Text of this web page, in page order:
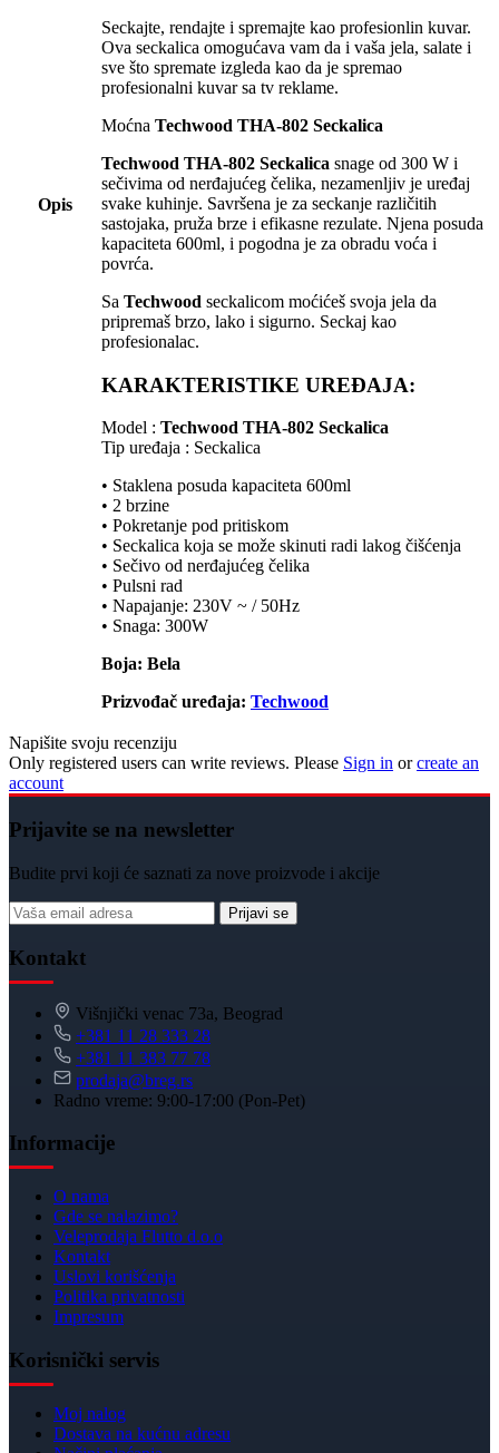
Opis
Seckajte, rendajte i spremajte kao profesionlin kuvar.
Ova seckalica omogućava vam da i vaša jela, salate i
sve što spremate izgleda kao da je spremao
profesionalni kuvar sa tv reklame.
Moćna Techwood THA-802 Seckalica
Techwood THA-802 Seckalica snage od 300 W i
sečivima od nerđajućeg čelika, nezamenljiv je uređaj
svake kuhinje. Savršena je za seckanje različitih
sastojaka, pruža brze i efikasne rezulate. Njena posuda
kapaciteta 600ml, i pogodna je za obradu voća i
povrća.
Sa Techwood seckalicom moćićeš svoja jela da
pripremaš brzo, lako i sigurno. Seckaj kao
profesionalac.
KARAKTERISTIKE UREĐAJA:
Model : Techwood THA-802 Seckalica
Tip uređaja : Seckalica
• Staklena posuda kapaciteta 600ml
• 2 brzine
• Pokretanje pod pritiskom
• Seckalica koja se može skinuti radi lakog čišćenja
• Sečivo od nerđajućeg čelika
• Pulsni rad
• Napajanje: 230V ~ / 50Hz
• Snaga: 300W
Boja: Bela
Prizvođač uređaja: Techwood
Napišite svoju recenziju
Only registered users can write reviews. Please Sign in orcreate an
account
Prijavite se na newsletter
Budite prvi koji će saznati za nove proizvode i akcije
Prijavi se
Kontakt
Višnjički venac 73a, Beograd
+381 11 28 333 28
+381 11 383 77 78
prodaja@breg.rs
Radno vreme: 9:00-17:00 (Pon-Pet)
Informacije
O nama
Gde se nalazimo?
Veleprodaja Flutto d.o.o
Kontakt
Uslovi korišćenja
Politika privatnosti
Impresum
Korisnički servis
Moj nalog
Dostava na kućnu adresu